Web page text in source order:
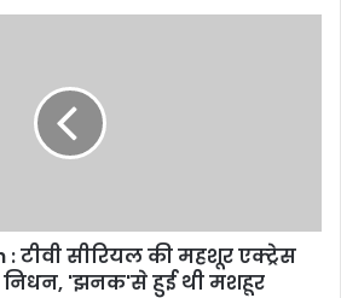
: टीवी सीरियल की महशूर एक्ट्रेस
निधन, 'झनक'से हुई थी मशहूर